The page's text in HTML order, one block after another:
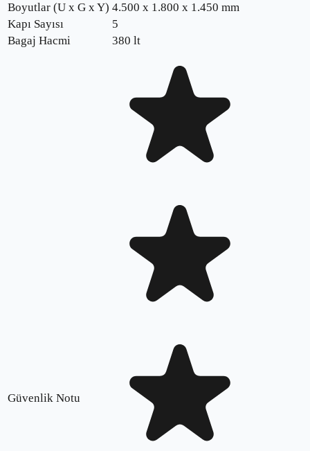
Boyutlar (U x G x Y) 4.500 x 1.800 x 1.450 mm
Kapı Sayısı
5
Bagaj Hacmi
380 lt
Güvenlik Notu